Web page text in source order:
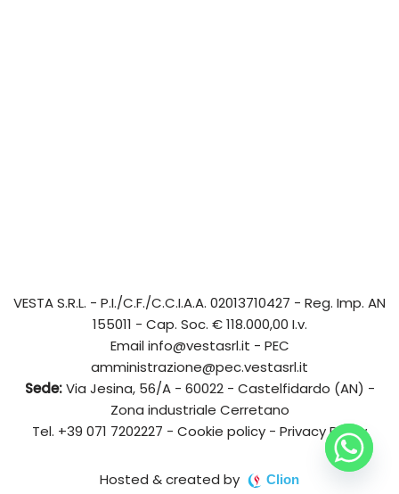
VESTA S.R.L. - P.I./C.F./C.C.I.A.A. 02013710427 - Reg. Imp. AN
155011 - Cap. Soc. € 118.000,00 I.v.
Emailinfo@vestasrl.it - PEC
amministrazione@pec.vestasrl.it
Sede:Via Jesina, 56/A - 60022 - Castelfidardo (AN) -
Zona industriale Cerretano
Tel. +39 071 7202227 - Cookie policy - Privacy Policy
Hosted & created by Clion